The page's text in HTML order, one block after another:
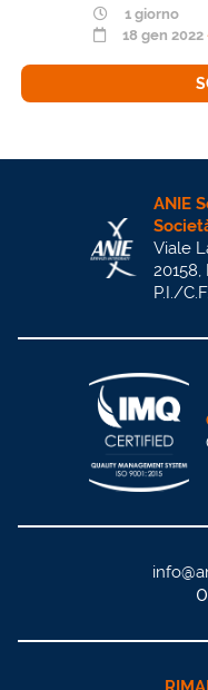
1 giorno
18 gen 2022
ANIE
Viale
20158,
P.I./